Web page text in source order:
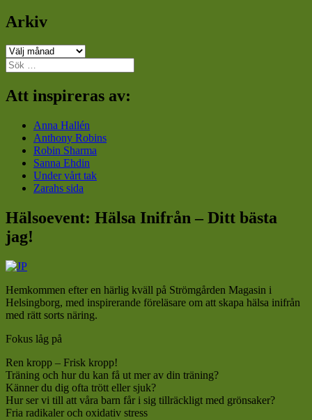
Arkiv
Arkiv
Sök
efter:
Att inspireras av:
Anna Hallén
Anthony Robins
Robin Sharma
Sanna Ehdin
Under vårt tak
Zarahs sida
Hälsoevent: Hälsa Inifrån – Ditt bästa
jag!
Hemkommen efter en härlig kväll på Strömgården Magasin i
Helsingborg, med inspirerande föreläsare om att skapa hälsa inifrån
med rätt sorts näring.
Fokus låg på
Ren kropp – Frisk kropp!
Träning och hur du kan få ut mer av din träning?
Känner du dig ofta trött eller sjuk?
Hur ser vi till att våra barn får i sig tillräckligt med grönsaker?
Fria radikaler och oxidativ stress